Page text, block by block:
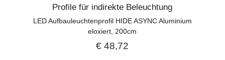
Profile für indirekte Beleuchtung
LED Aufbauleuchtenprofil HIDE ASYNC Aluminium
eloxiert, 200cm
€ 48,72